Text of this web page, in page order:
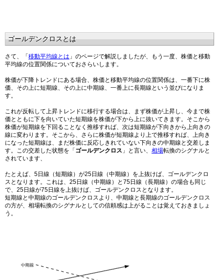
ゴールデンクロスとは
さて、「 移動平均線とは 」のページで解説しましたが、もう一度、株価と移動
平均線の位置関係についておさらいします。
株価が下降トレンドにある場合、株価と移動平均線の位置関係は、一番下に株
価、その上に短期線、その上に中期線、一番上に長期線という並びになりま
す。
これが反転して上昇トレンドに移行する場合は、まず株価が上昇し、今まで株
価とともに下を向いていた短期線を株価が下から上に抜いてきます。そこから
株価が短期線を下回ることなく推移すれば、次は短期線が下向きから上向きの
線に変わります。そこから、さらに株価が短期線より上で推移すれば、上向き
になった短期線は、まだ株価に反応しきれていない下向きの中期線と交差しま
す。この交差した状態を「 ゴールデンクロス 」と言い、 相場転換のシグナルと
されています、
たとえば、5日線（短期線）が25日線（中期線）を上抜けば、ゴールデンクロ
スとなります。これは、25日線（中期線）と75日線（長期線）の場合も同じ
で、25日線が75日線を上抜けば、ゴールデンクロスとなります。
短期線と中期線のゴールデンクロスより、中期線と長期線のゴールデンクロス
の方が、相場転換のシグナルとしての信頼感は上がることは覚えておきましょ
う。